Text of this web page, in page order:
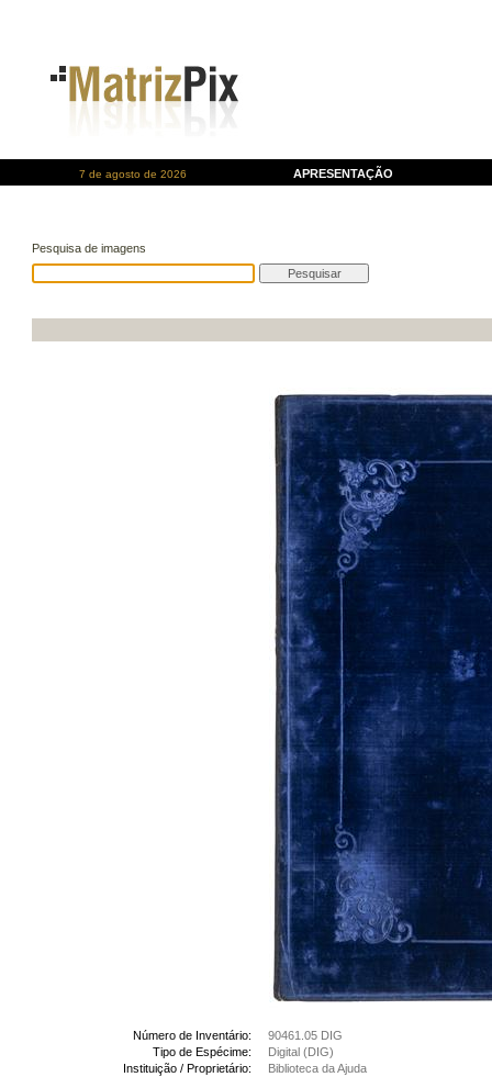
7 de agosto de 2026 APRESENTAÇÃO
Pesquisa de imagens
Número de Inventário:
90461.05 DIG
Tipo de Espécime:
Digital (DIG)
Instituição / Proprietário:
Biblioteca da Ajuda